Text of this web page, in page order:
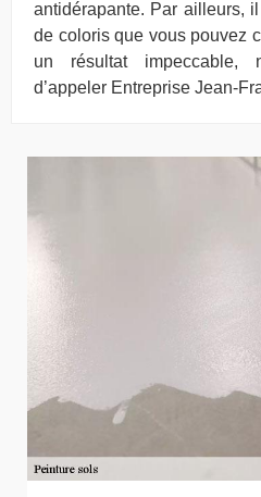
antidérapante. Par ailleurs,
de coloris que vous pouvez
un résultat impeccable,
d’appeler Entreprise Jean-